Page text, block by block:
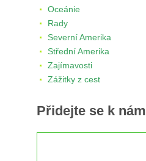
Oceánie
Rady
Severní Amerika
Střední Amerika
Zajímavosti
Zážitky z cest
Přidejte se k nám